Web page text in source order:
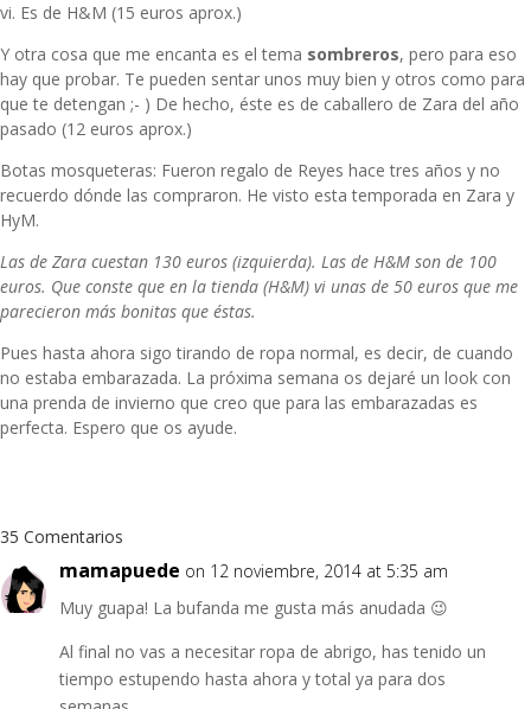
vi. Es de H&M (15 euros aprox.)
Y otra cosa que me encanta es el tema sombreros, pero para eso
hay que probar. Te pueden sentar unos muy bien y otros como para
que te detengan ;- ) De hecho, éste es de caballero de Zara del año
pasado (12 euros aprox.)
Botas mosqueteras: Fueron regalo de Reyes hace tres años y no
recuerdo dónde las compraron. He visto esta temporada en Zara y
HyM.
Las de Zara cuestan 130 euros (izquierda). Las de H&M son de 100
euros. Que conste que en la tienda (H&M) vi unas de 50 euros que me
parecieron más bonitas que éstas.
Pues hasta ahora sigo tirando de ropa normal, es decir, de cuando
no estaba embarazada. La próxima semana os dejaré un look con
una prenda de invierno que creo que para las embarazadas es
perfecta. Espero que os ayude.
35 Comentarios
mamapuede on 12 noviembre, 2014 at 5:35 am
Muy guapa! La bufanda me gusta más anudada 😉
Al final no vas a necesitar ropa de abrigo, has tenido un
tiempo estupendo hasta ahora y total ya para dos